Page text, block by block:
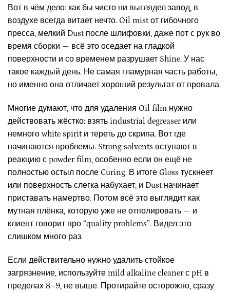
Вот в чём дело: как бы чисто ни выглядел завод, в
воздухе всегда витает нечто. Oil mist от гибочного
пресса, мелкий Dust после шлифовки, даже пот с рук во
время сборки — всё это оседает на гладкой
поверхности и со временем разрушает Shine. У нас
такое каждый день. Не самая гламурная часть работы,
но именно она отличает хороший результат от провала.
Многие думают, что для удаления Oil film нужно
действовать жёстко: взять industrial degreaser или
немного white spirit и тереть до скрипа. Вот где
начинаются проблемы. Strong solvents вступают в
реакцию с powder film, особенно если он ещё не
полностью остыл после Curing. В итоге Gloss тускнеет
или поверхность слегка набухает, и Dust начинает
приставать намертво. Потом всё это выглядит как
мутная плёнка, которую уже не отполировать — и
клиент говорит про “quality problems”. Видел это
слишком много раз.
Если действительно нужно удалить стойкое
загрязнение, используйте mild alkaline cleaner с pH в
пределах 8–9, не выше. Протирайте осторожно, сразу